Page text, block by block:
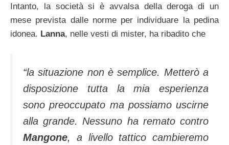
Intanto, la società si è avvalsa della deroga di un
mese prevista dalle norme per individuare la pedina
idonea. Lanna, nelle vesti di mister, ha ribadito che
“la situazione non è semplice. Metterò a
disposizione tutta la mia esperienza
sono preoccupato ma possiamo uscirne
alla grande. Nessuno ha remato contro
Mangone, a livello tattico cambieremo